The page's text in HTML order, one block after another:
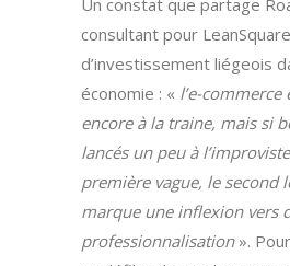
Un constat que partage
consultant pour
d’investissement liégeois
économie : « l’e-commerce
encore à la traine, mais si
lancés un peu à
première vague, le second
marque une inflexion vers
professionnalisation».